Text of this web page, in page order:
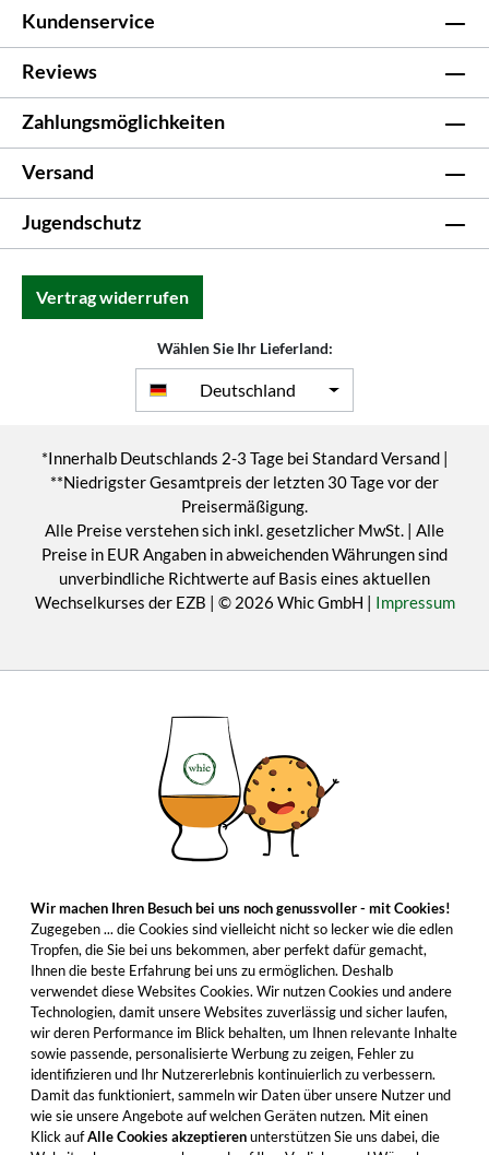
Kundenservice
Reviews
Zahlungsmöglichkeiten
Versand
Jugendschutz
Vertrag widerrufen
Wählen Sie Ihr Lieferland:
Deutschland
*Innerhalb Deutschlands 2-3 Tage bei Standard Versand |
**Niedrigster Gesamtpreis der letzten 30 Tage vor der
Preisermäßigung.
Alle Preise verstehen sich inkl. gesetzlicher MwSt. | Alle
Preise in EUR Angaben in abweichenden Währungen sind
unverbindliche Richtwerte auf Basis eines aktuellen
Wechselkurses der EZB | © 2026 Whic GmbH | Impressum
Wir machen Ihren Besuch bei uns noch genussvoller - mit Cookies!
Zugegeben ... die Cookies sind vielleicht nicht so lecker wie die edlen
Tropfen, die Sie bei uns bekommen, aber perfekt dafür gemacht,
Ihnen die beste Erfahrung bei uns zu ermöglichen. Deshalb
verwendet diese Websites Cookies. Wir nutzen Cookies und andere
Technologien, damit unsere Websites zuverlässig und sicher laufen,
wir deren Performance im Blick behalten, um Ihnen relevante Inhalte
sowie passende, personalisierte Werbung zu zeigen, Fehler zu
identifizieren und Ihr Nutzererlebnis kontinuierlich zu verbessern.
Damit das funktioniert, sammeln wir Daten über unsere Nutzer und
wie sie unsere Angebote auf welchen Geräten nutzen. Mit einen
Klick aufAlle Cookies akzeptierenunterstützen Sie uns dabei, die